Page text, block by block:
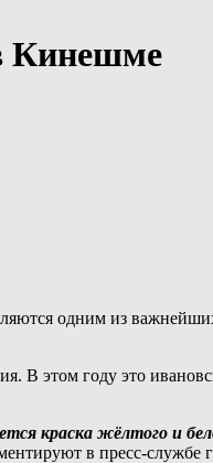
Кинешме
одним из
В этом году это
краска жёлтого и
в пресс-службе